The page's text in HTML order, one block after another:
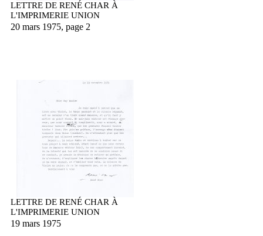
LETTRE DE RENÉ CHAR À
L'IMPRIMERIE UNION
20 mars 1975, page 2
LETTRE DE RENÉ CHAR À
L'IMPRIMERIE UNION
19 mars 1975